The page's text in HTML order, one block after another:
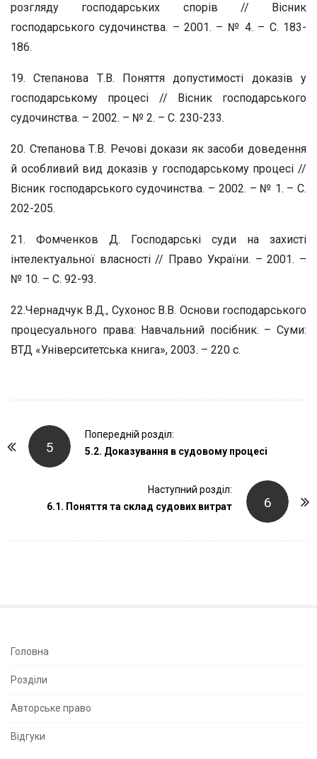
розгляду господарських спорів // Вісник
господарського судочинства. – 2001. – № 4. – С. 183-
186.
19. Степанова Т.В. Поняття допустимості доказів у
господарському процесі // Вісник господарського
судочинства. – 2002. – № 2. – С. 230-233.
20. Степанова Т.В. Речові докази як засоби доведення
й особливий вид доказів у господарському процесі //
Вісник господарського судочинства. – 2002. – № 1. – С.
202-205.
21. Фомченков Д. Господарські суди на захисті
інтелектуальної власності // Право України. – 2001. –
№ 10. – С. 92-93.
22.Чернадчук В.Д., Сухонос В.В. Основи господарського
процесуального права: Навчальний посібник. – Суми:
ВТД «Університетська книга», 2003. – 220 с.
5
Попередній розділ:
5.2. Доказування в судовому процесі
6
Наступний розділ:
6.1. Поняття та склад судових витрат
S
e
S
Головна
Розділи
Авторське право
Відгуки